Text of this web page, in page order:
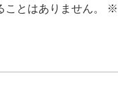
とはありません。 ※